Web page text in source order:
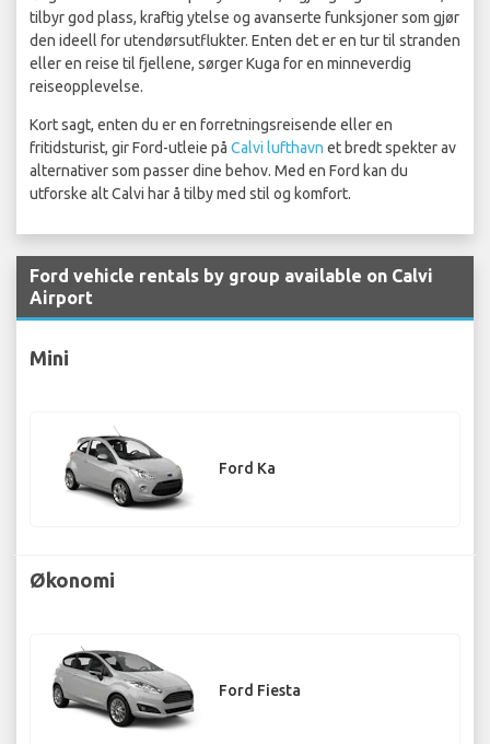
tilbyr god plass, kraftig ytelse og avanserte funksjoner som gjør
den ideell for utendørsutflukter. Enten det er en tur til stranden
eller en reise til fjellene, sørger Kuga for en minneverdig
reiseopplevelse.
Kort sagt, enten du er en forretningsreisende eller en
fritidsturist, gir Ford-utleie på Calvi lufthavn et bredt spekter av
alternativer som passer dine behov. Med en Ford kan du
utforske alt Calvi har å tilby med stil og komfort.
Ford vehicle rentals by group available on Calvi
Airport
Mini
Ford Ka
Økonomi
Ford Fiesta